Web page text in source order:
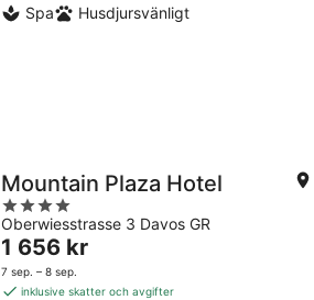
Spa
Husdjursvänligt
Mountain Plaza Hotel
4
out
of
5
Oberwiesstrasse 3 Davos GR
Priset
är
1 656 kr
1 656 kr
7 sep. – 8 sep.
inklusive skatter och avgifter